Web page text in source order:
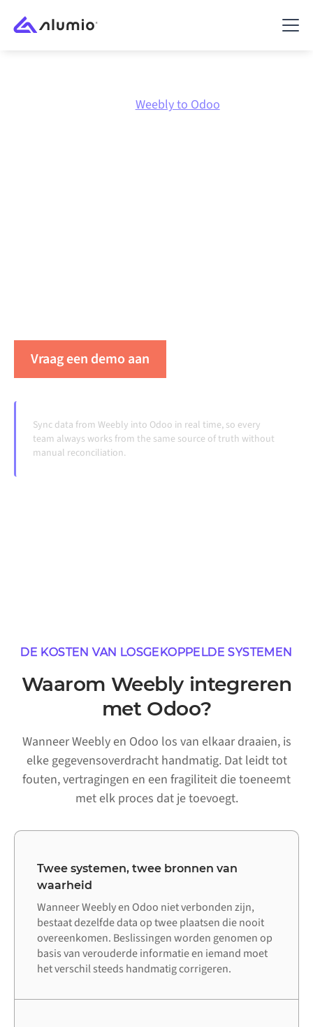
Weebly to Odoo
Vraag een demo aan
Sync data from Weebly into Odoo in real time, so every
team always works from the same source of truth without
manual reconciliation.
DE KOSTEN VAN LOSGEKOPPELDE SYSTEMEN
Waarom Weebly integreren
met Odoo?
Wanneer Weebly en Odoo los van elkaar draaien, is
elke gegevensoverdracht handmatig. Dat leidt tot
fouten, vertragingen en een fragiliteit die toeneemt
met elk proces dat je toevoegt.
Twee systemen, twee bronnen van
waarheid
Wanneer Weebly en Odoo niet verbonden zijn,
bestaat dezelfde data op twee plaatsen die nooit
overeenkomen. Beslissingen worden genomen op
basis van verouderde informatie en iemand moet
het verschil steeds handmatig corrigeren.